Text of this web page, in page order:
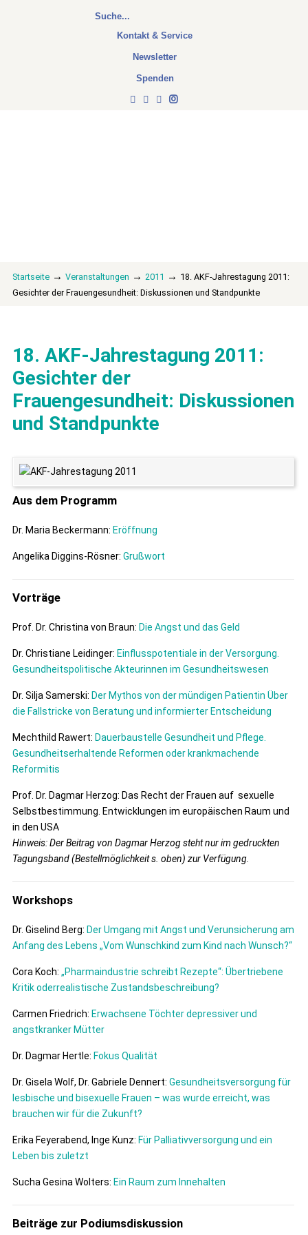
Kontakt & Service
Newsletter
Spenden
Startseite → Veranstaltungen → 2011 → 18. AKF-Jahrestagung 2011:
Gesichter der Frauengesundheit: Diskussionen und Standpunkte
18. AKF-Jahrestagung 2011:
Gesichter der
Frauengesundheit: Diskussionen
und Standpunkte
Aus dem Programm
Dr. Maria Beckermann: Eröffnung
Angelika Diggins-Rösner: Grußwort
Vorträge
Prof. Dr. Christina von Braun: Die Angst und das Geld
Dr. Christiane Leidinger: Einflusspotentiale in der Versorgung.
Gesundheitspolitische Akteurinnen im Gesundheitswesen
Dr. Silja Samerski: Der Mythos von der mündigen Patientin Über
die Fallstricke von Beratung und informierter Entscheidung
Mechthild Rawert: Dauerbaustelle Gesundheit und Pflege.
Gesundheitserhaltende Reformen oder krankmachende
Reformitis
Prof. Dr. Dagmar Herzog: Das Recht der Frauen auf sexuelle
Selbstbestimmung. Entwicklungen im europäischen Raum und
in den USA
Hinweis: Der Beitrag von Dagmar Herzog steht nur im gedruckten
Tagungsband (Bestellmöglichkeit s. oben) zur Verfügung.
Workshops
Dr. Giselind Berg: Der Umgang mit Angst und Verunsicherung am
Anfang des Lebens „Vom Wunschkind zum Kind nach Wunsch?“
Cora Koch: „Pharmaindustrie schreibt Rezepte“: Übertriebene
Kritik oderrealistische Zustandsbeschreibung?
Carmen Friedrich: Erwachsene Töchter depressiver und
angstkranker Mütter
Dr. Dagmar Hertle: Fokus Qualität
Dr. Gisela Wolf, Dr. Gabriele Dennert: Gesundheitsversorgung für
lesbische und bisexuelle Frauen – was wurde erreicht, was
brauchen wir für die Zukunft?
Erika Feyerabend, Inge Kunz: Für Palliativversorgung und ein
Leben bis zuletzt
Sucha Gesina Wolters: Ein Raum zum Innehalten
Beiträge zur Podiumsdiskussion